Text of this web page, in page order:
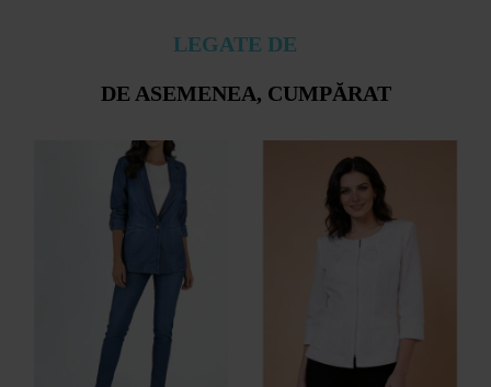
LEGATE DE
DE ASEMENEA, CUMPĂRAT